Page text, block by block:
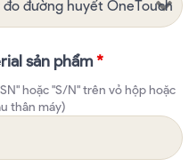
sản phẩm*
hoặc "S/N" trên vỏ hộp hoặc
thân máy)